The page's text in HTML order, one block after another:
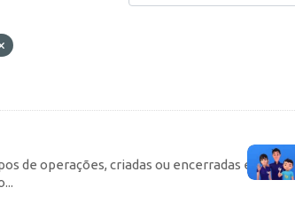
de operações, criadas ou encerradas em cada